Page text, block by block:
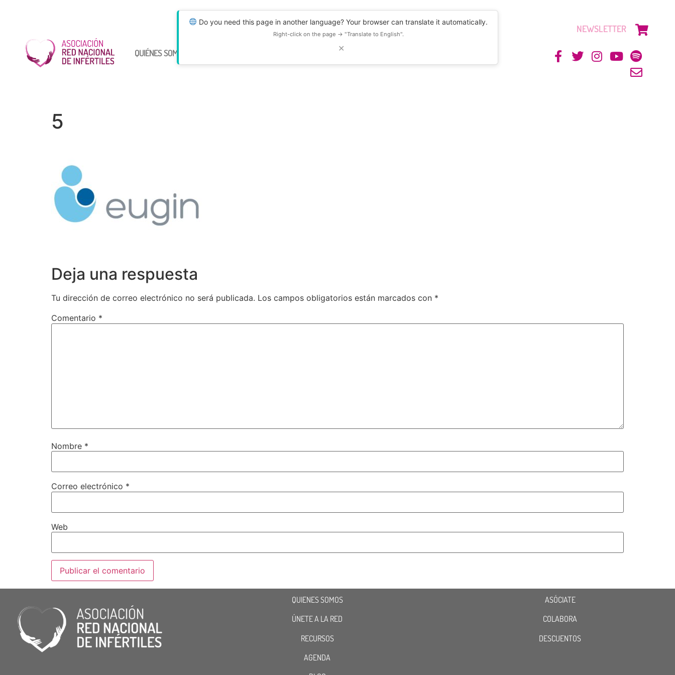
Do you need this page in another language? Your browser can translate it automatically.
Right-click on the page → "Translate to English".
✕
QUIÉNES SOMOS RECURSOS
NEWSLETTER
5
Deja una respuesta
Tu dirección de correo electrónico no será publicada. Los campos obligatorios están marcados con *
Comentario *
Nombre *
Correo electrónico *
Web
QUIENES SOMOS
ÚNETE A LA RED
RECURSOS
AGENDA
ASÓCIATE
COLABORA
DESCUENTOS